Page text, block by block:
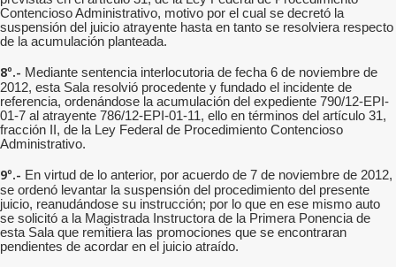
Contencioso Administrativo, motivo por el cual se decretó la
suspensión del juicio atrayente hasta en tanto se resolviera respecto
de la acumulación planteada.
8º.- Mediante sentencia interlocutoria de fecha 6 de noviembre de
2012, esta Sala resolvió procedente y fundado el incidente de
referencia, ordenándose la acumulación del expediente 790/12-EPI-
01-7 al atrayente 786/12-EPI-01-11, ello en términos del artículo 31,
fracción II, de la Ley Federal de Procedimiento Contencioso
Administrativo.
9º.- En virtud de lo anterior, por acuerdo de 7 de noviembre de 2012,
se ordenó levantar la suspensión del procedimiento del presente
juicio, reanudándose su instrucción; por lo que en ese mismo auto
se solicitó a la Magistrada Instructora de la Primera Ponencia de
esta Sala que remitiera las promociones que se encontraran
pendientes de acordar en el juicio atraído.